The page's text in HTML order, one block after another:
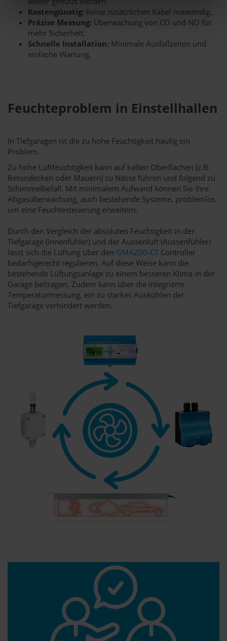
Kostengünstig: Keine zusätzlichen Kabel notwendig.
Präzise Messung: Überwachung von CO und NO für
mehr Sicherheit.
Schnelle Installation: Minimale Ausfallzeiten und
einfache Wartung.
Feuchteproblem in Einstellhallen
In Tiefgaragen ist die zu hohe Feuchtigkeit häufig ein
Problem.
Zu hohe Luftfeuchtigkeit kann auf kalten Oberflächen (z.B.
Betondecken oder Mauern) zu Nässe führen und folgend zu
Schimmelbefall. Mit minimalem Aufwand können Sie Ihre
Abgasüberwachung, auch bestehende Systeme, problemlos
um eine Feuchtesteuerung erweitern.
Durch den Vergleich der absoluten Feuchtigkeit in der
Tiefgarage (Innenfühler) und der Aussenluft (Aussenfühler)
lässt sich die Lüftung über den GMA200-CT Controller
bedarfsgerecht regulieren. Auf diese Weise kann die
bestehende Lüftungsanlage zu einem besseren Klima in der
Garage beitragen. Zudem kann über die integrierte
Temperaturmessung, ein zu starkes Auskühlen der
Tiefgarage verhindert werden.